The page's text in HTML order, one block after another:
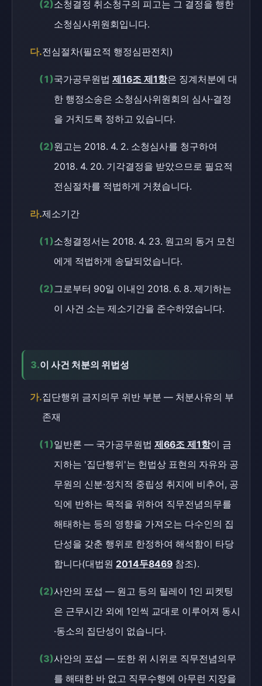
(2)소청결정 취소청구의 피고는 그 결정을 행한
소청심사위원회입니다.
다.전심절차(필요적 행정심판전치)
(1)국가공무원법 제16조 제1항은 징계처분에 대
한 행정소송은 소청심사위원회의 심사·결정
을 거치도록 정하고 있습니다.
(2)원고는 2018. 4. 2. 소청심사를 청구하여
2018. 4. 20. 기각결정을 받았으므로 필요적
전심절차를 적법하게 거쳤습니다.
라.제소기간
(1)소청결정서는 2018. 4. 23. 원고의 동거 모친
에게 적법하게 송달되었습니다.
(2)그로부터 90일 이내인 2018. 6. 8. 제기하는
이 사건 소는 제소기간을 준수하였습니다.
3.이 사건 처분의 위법성
가.집단행위 금지의무 위반 부분 — 처분사유의 부
존재
(1)일반론 — 국가공무원법 제66조 제1항이 금
지하는 '집단행위'는 헌법상 표현의 자유와 공
무원의 신분·정치적 중립성 취지에 비추어, 공
익에 반하는 목적을 위하여 직무전념의무를
해태하는 등의 영향을 가져오는 다수인의 집
단성을 갖춘 행위로 한정하여 해석함이 타당
합니다(대법원 2014두8469 참조).
(2)사안의 포섭 — 원고 등의 릴레이 1인 피켓팅
은 근무시간 외에 1인씩 교대로 이루어져 동시
·동소의 집단성이 없습니다.
(3)사안의 포섭 — 또한 위 시위로 직무전념의무
를 해태한 바 없고 직무수행에 아무런 지장을